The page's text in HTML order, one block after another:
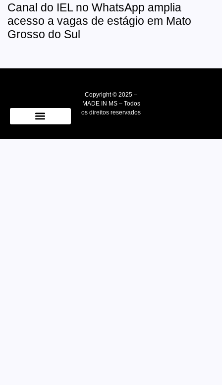
Canal do IEL no WhatsApp amplia
acesso a vagas de estágio em Mato
Grosso do Sul
Copyright © 2025 –
MADE IN MS – Todos
os direitos reservados